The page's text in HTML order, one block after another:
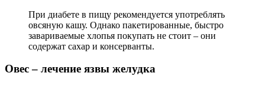
При диабете в пищу рекомендуется употреблять
овсяную кашу. Однако пакетированные, быстро
завариваемые хлопья покупать не стоит – они
содержат сахар и консерванты.
Овес – лечение язвы желудка